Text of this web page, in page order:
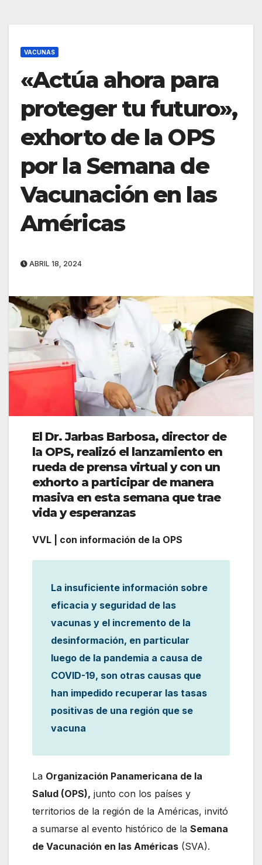
VACUNAS
«Actúa ahora para
proteger tu futuro»,
exhorto de la OPS
por la Semana de
Vacunación en las
Américas
ABRIL 18, 2024
El Dr. Jarbas Barbosa, director de
la OPS, realizó el lanzamiento en
rueda de prensa virtual y con un
exhorto a participar de manera
masiva en esta semana que trae
vida y esperanzas
VVL | con información de la OPS
La insuficiente información sobre
eficacia y seguridad de las
vacunas y el incremento de la
desinformación, en particular
luego de la pandemia a causa de
COVID-19, son otras causas que
han impedido recuperar las tasas
positivas de una región que se
vacuna
La Organización Panamericana de la
Salud (OPS), junto con los países y
territorios de la región de la Américas, invitó
a sumarse al evento histórico de la Semana
de Vacunación en las Américas (SVA).